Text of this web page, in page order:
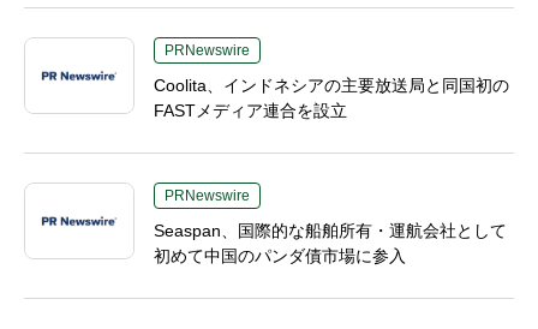
PRNewswire
Coolita、インドネシアの主要放送局と同国初の
FASTメディア連合を設立
PRNewswire
Seaspan、国際的な船舶所有・運航会社として
初めて中国のパンダ債市場に参入